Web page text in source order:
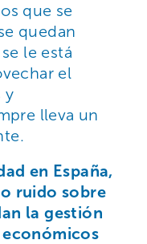
que se
quedan
le está
el
y
lleva un
en España,
ruido sobre
la gestión